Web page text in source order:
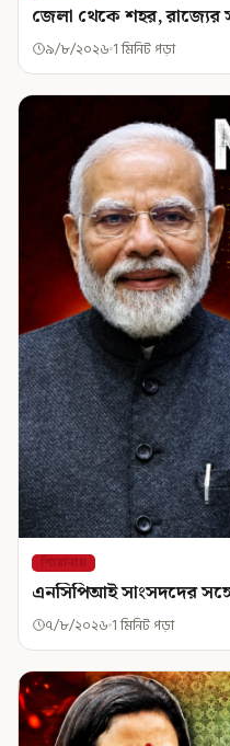
জেলা থেকে শহর, রাজ্যের
৯/৮/২০২৬ 1 মিনিট পড়া
শিরোনাম
এনসিপিআই সাংসদদের
৭/৮/২০২৬ 1 মিনিট পড়া